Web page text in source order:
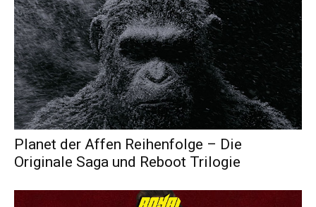
Planet der Affen Reihenfolge – Die
Originale Saga und Reboot Trilogie